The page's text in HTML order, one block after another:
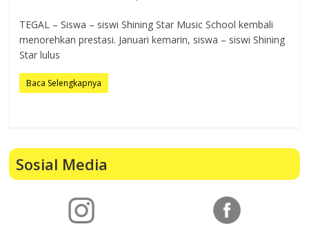
TEGAL – Siswa – siswi Shining Star Music School kembali
menorehkan prestasi. Januari kemarin, siswa – siswi Shining
Star lulus
Baca Selengkapnya
Sosial Media